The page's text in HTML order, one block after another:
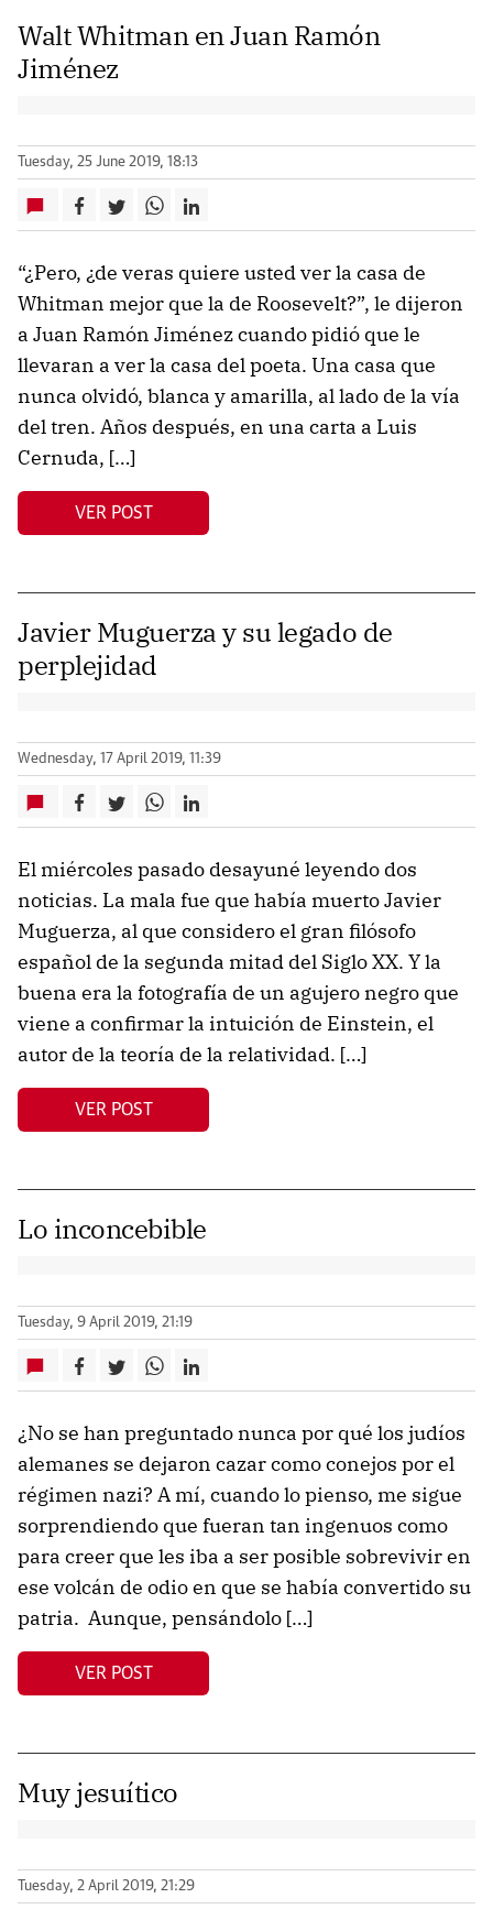
Walt Whitman en Juan Ramón
Jiménez
Tuesday, 25 June 2019, 18:13
“¿Pero, ¿de veras quiere usted ver la casa de
Whitman mejor que la de Roosevelt?”, le dijeron
a Juan Ramón Jiménez cuando pidió que le
llevaran a ver la casa del poeta. Una casa que
nunca olvidó, blanca y amarilla, al lado de la vía
del tren. Años después, en una carta a Luis
Cernuda, […]
VER POST
Javier Muguerza y su legado de
perplejidad
Wednesday, 17 April 2019, 11:39
El miércoles pasado desayuné leyendo dos
noticias. La mala fue que había muerto Javier
Muguerza, al que considero el gran filósofo
español de la segunda mitad del Siglo XX. Y la
buena era la fotografía de un agujero negro que
viene a confirmar la intuición de Einstein, el
autor de la teoría de la relatividad. […]
VER POST
Lo inconcebible
Tuesday, 9 April 2019, 21:19
¿No se han preguntado nunca por qué los judíos
alemanes se dejaron cazar como conejos por el
régimen nazi? A mí, cuando lo pienso, me sigue
sorprendiendo que fueran tan ingenuos como
para creer que les iba a ser posible sobrevivir en
ese volcán de odio en que se había convertido su
patria. Aunque, pensándolo […]
VER POST
Muy jesuítico
Tuesday, 2 April 2019, 21:29